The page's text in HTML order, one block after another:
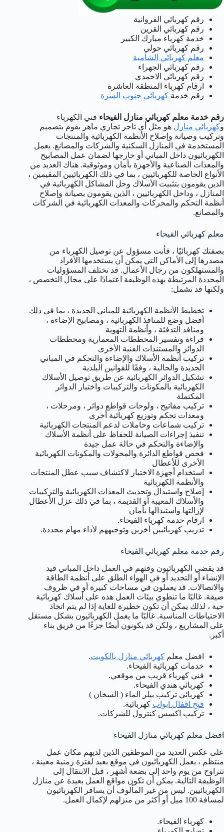
رقم كهربائي الفروانية
رقم كهربائي القرين
خدمة كهرباء مبارك الكبير
رقم كهربائي حولي
معلم كهربائي الشامية
رقم كهربائي الجهراء
رقم كهربائي الاحمدي
ارقام كهرباء المنطقة العاشرة
رقم خدمة كهربائي جنوب السرة
رقم خدمة معلم كهربائي منازل الفيحاء فني الكهرباء
وكهربائي منازل هو مثل أي تاجر تجاري ماهر يقوم بتصميم
وتركيب وصيانة وإصلاح الأنظمة الكهربائية والمنتجات
المستخدمة في المنازل السكنية والشركات والمصانع. يعمل
الكهربائيون داخل المباني أو خارجها لضمان عمل المصابيح
والمعدات الصناعية والأجهزة بأمان وموثوقية. هناك العديد من
الأنواع الخاصة للكهربائيين ، بما في ذلك الكهربائيين المقيمين ،
الذين يقومون بتثبيت الأسلاك وحل المشاكل الكهربائية في
المنازل ، وداخل الكهربائيين ، الذين يقومون بصيانة وإصلاح
أنظمة التحكم والمحركات والمعدات الكهربائية في الشركات
والمصانع.
معلم كهربائي الفيحاء
بصفتك كهربائيًا ، فأنت مسؤول عن توصيل الكهرباء من
مصدرها إلى الأماكن التي يمكن أن يستخدمها الأفراد
والمستهلكون من رجال الأعمال. قد تختلف المسؤوليات
المحددة المرتبطة بهذه الوظيفة اعتمادًا على مجال التخصص ،
ولكنها قد تشمل:
تخطيط الأنظمة الكهربائية للمباني الجديدة ، بما في ذلك
أفضل وضع للمنافذ الكهربائية ، ومصابيح الإضاءة ،
ومنافذ التدفئة ، وأنظمة التهوية
قراءة وتفسير المخططات المعمارية ومخططات
الدوائر والمستندات الفنية الأخرى
تركيب أنظمة الأسلاك والإضاءة والتحكم في المباني
الجديدة والحالية ، وفقًا للقوانين البلدية
تشكيل الدوائر الكهربائية عن طريق توصيل الأسلاك
الكهربائية بالمكونات والتركيبات واختبار الدوائر
المكتملة
تركيب مفاتيح ، ولوحات قواطع دوائر ، ومرحلات ،
ومعدات تحكم وتوزيع كهربائية أخرى
تركيب شماعات وحاملات لدعم المنتجات الكهربائية
تنفيذ إجراءات الصيانة للحفاظ على أنظمة الأسلاك
والإضاءة والتحكم في حالة عمل جيدة
فحص قواطع الدائرة والمحولات والمكونات الكهربائية
الأخرى للأعطال
استخدام أجهزة الاختبار لاكتشاف سبب عطل المنتجات
والأنظمة الكهربائية
إصلاح واستبدال وتحديث المعدات الكهربائية والتركيبات
والأسلاك المعيبة أو القديمة ، بما في ذلك عزل الأعطال
لإزالتها واستبدالها بأمان
ارقام خدمة كهرباء الفيحاء.
تدريب كهربائيين آخرين وتوجيههم لأداء مهام محددة.
رقم خدمة معلم كهربائي الفيحاء
قد يقضي الكهربائيون وقتهم في العمل داخل المباني قيد
الإنشاء أو التجديد أو في الهواء الطلق على أنظمة الطاقة
والاتصالات. قد يعملون في مساحات كبيرة أو في ظروف
ضيقة. غالبًا ما تنطوي بيئات العمل هذه على أسلاك كهربائية
حية ، لذلك يمكن أن تكون خطيرة للغاية إذا لم يتم اتخاذ
الاحتياطات المناسبة. غالبًا ما يعمل الكهربائيون بشكل مستقل
على المشاريع ، ولكن قد يكونون أيضًا جزءًا من فريق بناء
أكبر.
افضل معلم كهربائي منازل بالكويت.
خدمات كهربائية الفيحاء.
فني كهرباء قريب من موقعي.
كهربائي هندي الفيحاء.
كهربائي تركيب بيلر الماء ( السخان )
فتح اقفال ابواب كهربائية.
تركيب اكسس كنترول للشركات.
افضل معلم كهربائي منازل الفيحاء
على عكس العديد من الموظفين الذين لديهم مكان عمل
منتظم ، يعمل الكهربائيون في موقع بعيد لفترة زمنية معينة ،
تتراوح من يوم واحد إلى بضعة أشهر ، قبل الانتقال إلى
الوظيفة التالية. يمكن أن تكون مواقع العمل بعيدة عن منازل
الكهربائيين. ليس من غير المألوف أن يسافر الكهربائيون
لمسافة 100 ميل أو أكثر من منزلهم لإكمال العمل.
كهرباء الفيحاء.